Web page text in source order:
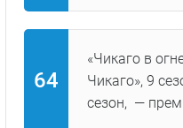
«Чикаго в
Чикаго», 9
сезон, —